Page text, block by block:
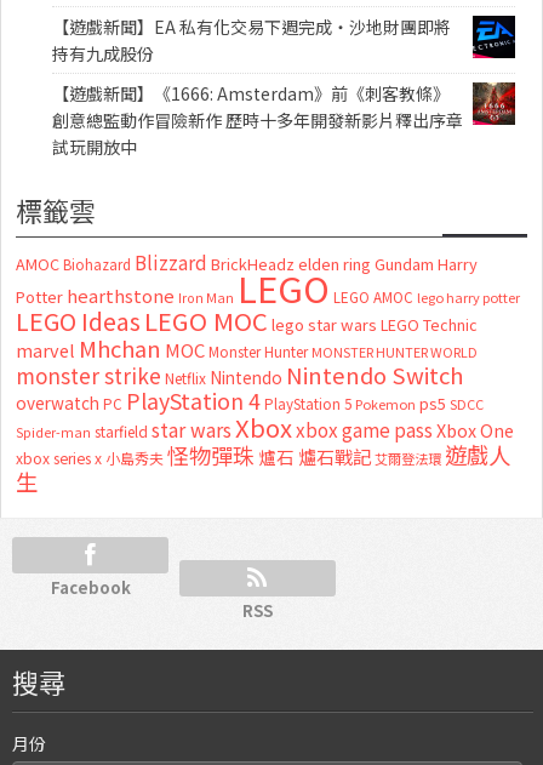
【遊戲新聞】EA 私有化交易下週完成・沙地財團即將
持有九成股份
【遊戲新聞】《1666: Amsterdam》前《刺客教條》
創意總監動作冒險新作 歷時十多年開發新影片釋出序章
試玩開放中
標籤雲
AMOC Biohazard Blizzard BrickHeadz elden ring Gundam Harry
Potter hearthstone Iron Man LEGO LEGO AMOC lego harry potter
LEGO Ideas LEGO MOC lego star wars LEGO Technic
marvel Mhchan MOC Monster Hunter MONSTER HUNTER WORLD
monster strike Netflix Nintendo Nintendo Switch
overwatch PC PlayStation 4 PlayStation 5 Pokemon ps5 SDCC
Spider-man starfield star wars Xboxxbox game passXbox One
xbox series x 小島秀夫怪物彈珠 爐石 爐石戰記艾爾登法環 遊戲人
生
Facebook
RSS
搜尋
月份